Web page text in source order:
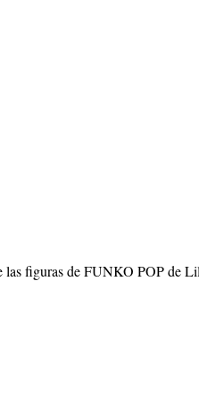
las figuras de FUNKO POP de